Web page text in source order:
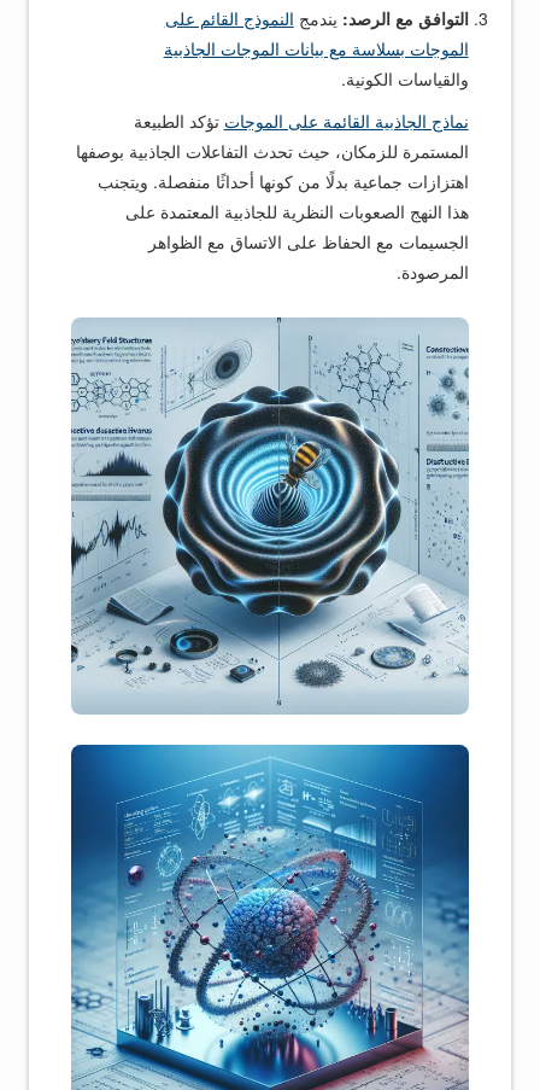
التوافق مع الرصد: يندمج النموذج القائم على
الموجات بسلاسة مع بيانات الموجات الجاذبية
والقياسات الكونية.
نماذج الجاذبية القائمة على الموجات تؤكد الطبيعة
المستمرة للزمكان، حيث تحدث التفاعلات الجاذبية بوصفها
اهتزازات جماعية بدلًا من كونها أحداثًا منفصلة. ويتجنب
هذا النهج الصعوبات النظرية للجاذبية المعتمدة على
الجسيمات مع الحفاظ على الاتساق مع الظواهر
المرصودة.